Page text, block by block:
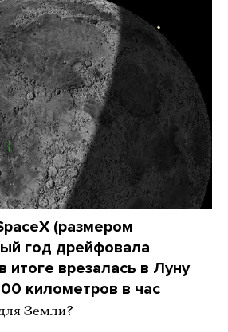
(размером
год дрейфовала
итоге врезалась в Луну
километров в час
Земли?